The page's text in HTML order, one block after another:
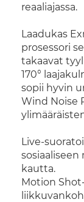
reaaliajassa.
Laadukas
prosessori
takaavat
170°
sopii hyvin
Wind Noise
Live-
sosiaaliseen
kautta.
Motion